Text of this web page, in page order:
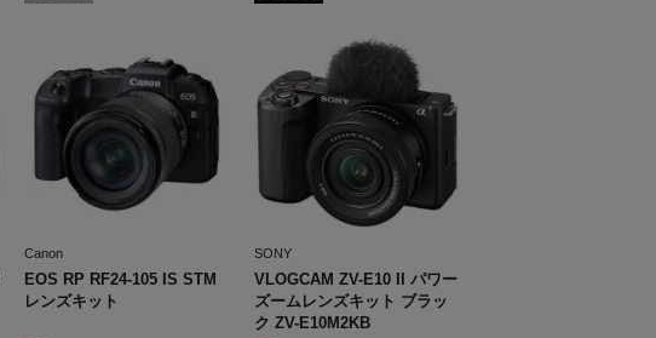
Canon
EOS RP RF24-105 IS STM
レンズキット
SONY
VLOGCAM ZV-E10 II パワー
ズームレンズキット ブラッ
ク ZV-E10M2KB